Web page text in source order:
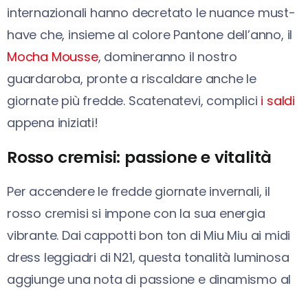
internazionali hanno decretato le nuance must-
have che, insieme al colore Pantone dell’anno, il
Mocha Mousse, domineranno il nostro
guardaroba, pronte a riscaldare anche le
giornate più fredde. Scatenatevi, complici i saldi
appena iniziati!
Rosso cremisi: passione e vitalità
Per accendere le fredde giornate invernali, il
rosso cremisi si impone con la sua energia
vibrante. Dai cappotti bon ton di Miu Miu ai midi
dress leggiadri di N21, questa tonalità luminosa
aggiunge una nota di passione e dinamismo al